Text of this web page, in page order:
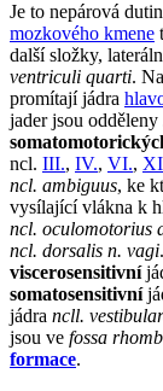
Je to nepárová
mozkového kmene
další složky,
ventriculi quarti.
promítají jádra
jader jsou odděleny
ncl. III., IV., VI.,
ncl. ambiguus, ke
vysílající vlákna k
ncl. oculomotorius
ncl. dorsalis n. vagi
viscerosensitivní
somatosensitivní
jádra ncll.
jsou ve fossa
formace.